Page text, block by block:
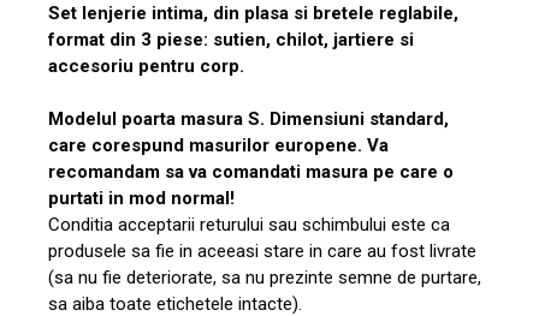
Set lenjerie intima, din plasa si bretele reglabile,
format din 3 piese: sutien, chilot, jartiere si
accesoriu pentru corp.
Modelul poarta masura S. Dimensiuni standard,
care corespund masurilor europene. Va
recomandam sa va comandati masura pe care o
purtati in mod normal!
Conditia acceptarii returului sau schimbului este ca
produsele sa fie in aceeasi stare in care au fost livrate
(sa nu fie deteriorate, sa nu prezinte semne de purtare,
sa aiba toate etichetele intacte).